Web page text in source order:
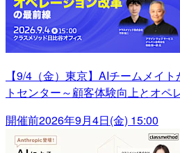
【9/4（金）東京】AIチームメイ
トセンター～顧客体験向上とオペ
開催前2026年9月4日(金) 15:00